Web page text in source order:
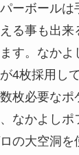
ーボールは
る事も出来
す。なかよ
4枚採用し
枚必要なポ
なかよしポ
の大空洞を